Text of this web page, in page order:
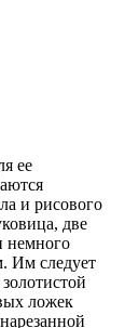
ее
и рисового
две
немного
Им следует
ложек